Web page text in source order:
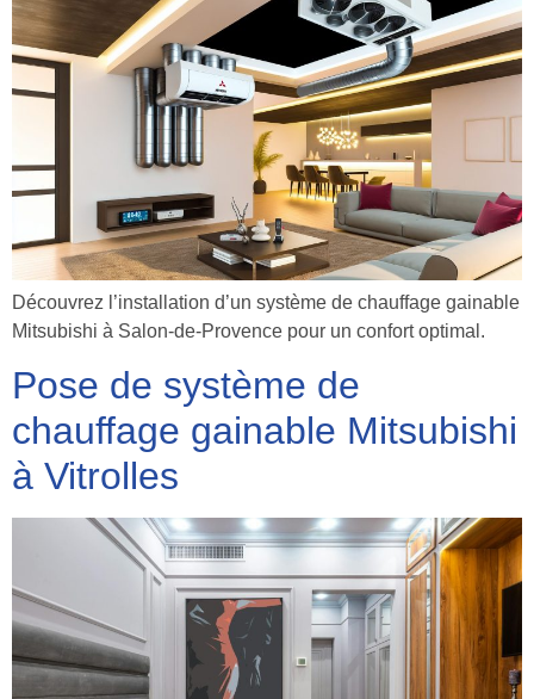
Découvrez l’installation d’un système de chauffage gainable
Mitsubishi à Salon-de-Provence pour un confort optimal.
Pose de système de
chauffage gainable Mitsubishi
à Vitrolles